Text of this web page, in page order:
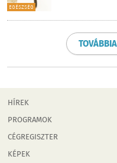
EGÉSZSÉG
HÍREK
PROGRAMOK
CÉGREGISZTER
KÉPEK